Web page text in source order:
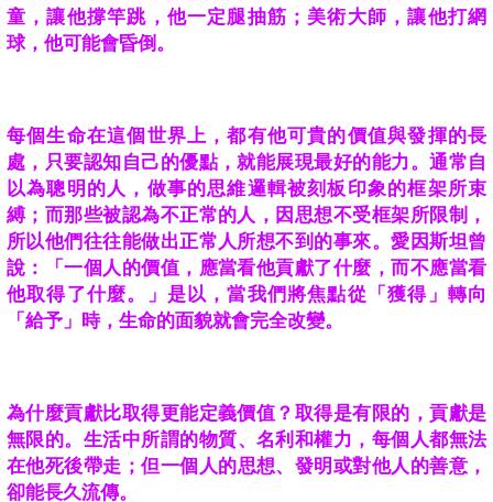
童，讓他撐竿跳，他一定腿抽筋；美術大師，讓他打網
球，他可能會昏倒。
每個生命在這個世界上，都有他可貴的價值與發揮的長
處，只要認知自己的優點，就能展現最好的能力。通常自
以為聰明的人，做事的思維邏輯被刻板印象的框架所束
縛；而那些被認為不正常的人，因思想不受框架所限制，
所以他們往往能做出正常人所想不到的事來。愛因斯坦曾
說：「一個人的價值，應當看他貢獻了什麼，而不應當看
他取得了什麼。」是以，當我們將焦點從 「獲得」轉向
「給予」時，生命的面貌就會完全改變。
為什麼貢獻比取得更能定義價值 ？取得是有限的 ，貢獻是
無限的。生活中所謂的物質、 名利和權力 ，每個人都無法
在他死後帶走 ；但一個人的思想、發明或對他人的善意 ，
卻能長久流傳。